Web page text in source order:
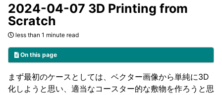
2024-04-07 3D Printing from
Scratch
less than 1 minute read
On this page
まず最初のケースとしては、ベクター画像から単純に3D
化しようと思い、適当なコースター的な敷物を作ろうと思